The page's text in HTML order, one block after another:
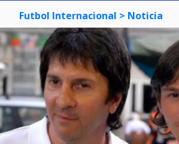
Futbol Internacional > Noticia